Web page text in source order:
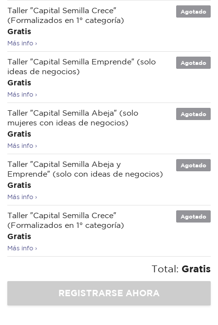
Taller ″Capital Semilla Crece″
(Formalizados en 1° categoría)
Gratis
Más info ›
Agotado
Taller ″Capital Semilla Emprende″ (solo
ideas de negocios)
Gratis
Más info ›
Agotado
Taller ″Capital Semilla Abeja″ (solo
mujeres con ideas de negocios)
Gratis
Más info ›
Agotado
Taller ″Capital Semilla Abeja y
Emprende″ (solo con ideas de negocios)
Gratis
Más info ›
Agotado
Taller ″Capital Semilla Crece″
(Formalizados en 1° categoría)
Gratis
Más info ›
Agotado
Total: Gratis